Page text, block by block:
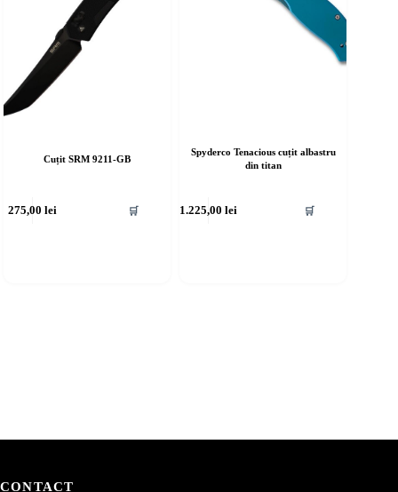
Cuțit SRM 9211-GB
275,00 lei 🛒
Spyderco Tenacious cuțit albastru
din titan
1.225,00 lei 🛒
CONTACT